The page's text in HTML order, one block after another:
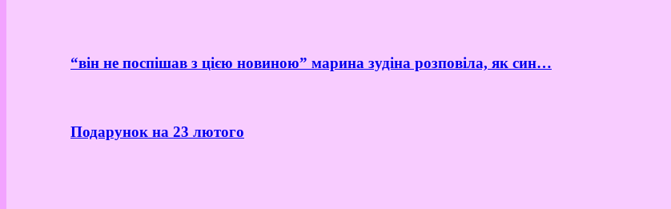
“він не поспішав з цією новиною” марина зудіна розповіла, як син…
Подарунок на 23 лютого